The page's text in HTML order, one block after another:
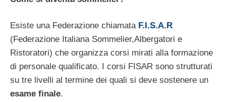
Esiste una Federazione chiamata F.I.S.A.R
(Federazione Italiana Sommelier,Albergatori e
Ristoratori) che organizza corsi mirati alla formazione
di personale qualificato. I corsi FISAR sono strutturati
su tre livelli al termine dei quali si deve sostenere un
esame finale.